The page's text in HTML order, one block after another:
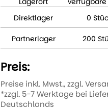
Direktlager
0
Partnerlager 200
Preis:
Preise inkl. Mwst., zzgl.
*zzgl. 5-7 Werktage bei
Deutschlands